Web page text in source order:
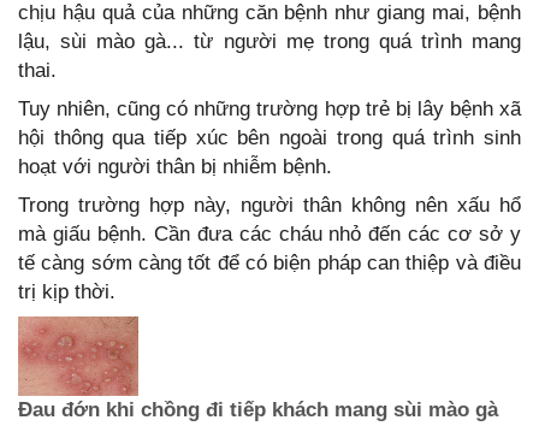
chịu hậu quả của những căn bệnh như giang mai, bệnh
lậu, sùi mào gà... từ người mẹ trong quá trình mang
thai.
Tuy nhiên, cũng có những trường hợp trẻ bị lây bệnh xã
hội thông qua tiếp xúc bên ngoài trong quá trình sinh
hoạt với người thân bị nhiễm bệnh.
Trong trường hợp này, người thân không nên xấu hổ
mà giấu bệnh. Cần đưa các cháu nhỏ đến các cơ sở y
tế càng sớm càng tốt để có biện pháp can thiệp và điều
trị kịp thời.
Đau đớn khi chồng đi tiếp khách mang sùi mào gà